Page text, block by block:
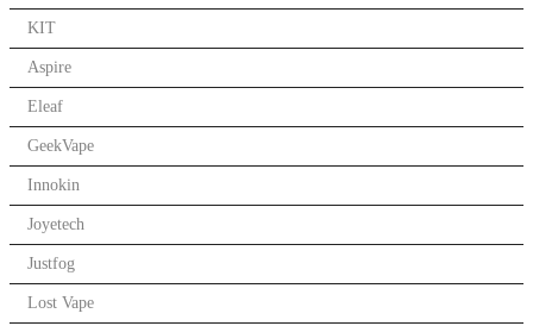
KIT
Aspire
Eleaf
GeekVape
Innokin
Joyetech
Justfog
Lost Vape